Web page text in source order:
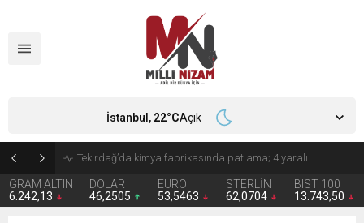
GRAM ALTIN
6.242,13
DOLAR
46,2505
EURO
53,5463
STERLİN
62,0704
BIST 100
13.743,50
İstanbul, 22°CAçık